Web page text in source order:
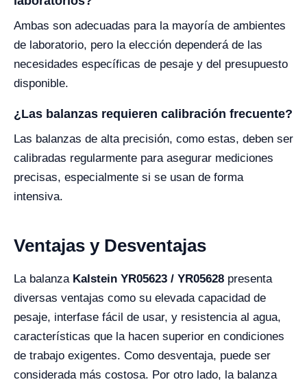
Ambas son adecuadas para la mayoría de ambientes
de laboratorio, pero la elección dependerá de las
necesidades específicas de pesaje y del presupuesto
disponible.
¿Las balanzas requieren calibración frecuente?
Las balanzas de alta precisión, como estas, deben ser
calibradas regularmente para asegurar mediciones
precisas, especialmente si se usan de forma
intensiva.
Ventajas y Desventajas
La balanza Kalstein YR05623 / YR05628 presenta
diversas ventajas como su elevada capacidad de
pesaje, interfase fácil de usar, y resistencia al agua,
características que la hacen superior en condiciones
de trabajo exigentes. Como desventaja, puede ser
considerada más costosa. Por otro lado, la balanza